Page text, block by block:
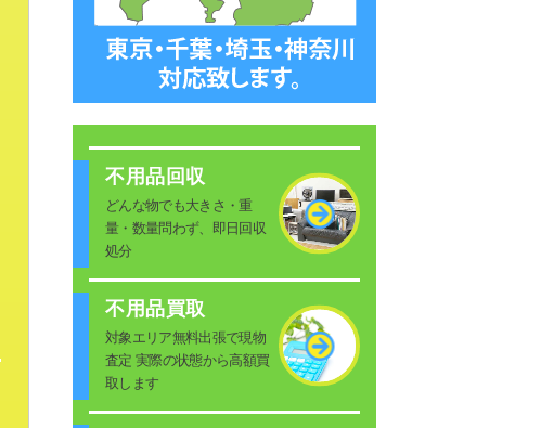
不用品回収
どんな物でも大きさ・重
量・数量問わず、即日回収
処分
不用品買取
対象エリア無料出張で現物
査定 実際の状態から高額買
取します